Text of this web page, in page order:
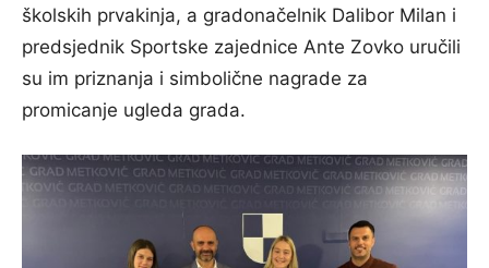
školskih prvakinja, a gradonačelnik Dalibor Milan i
predsjednik Sportske zajednice Ante Zovko uručili
su im priznanja i simbolične nagrade za
promicanje ugleda grada.